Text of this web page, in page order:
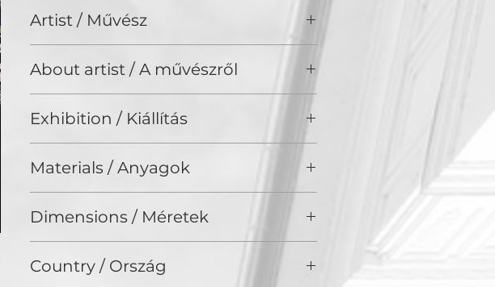
Artist / Művész
About artist / A művészről
Exhibition / Kiállítás
Materials / Anyagok
Dimensions / Méretek
Country / Ország